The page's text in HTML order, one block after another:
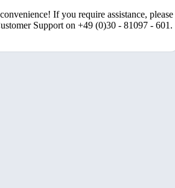
If you require assistance, please
Support on +49 (0)30 - 81097 - 601.